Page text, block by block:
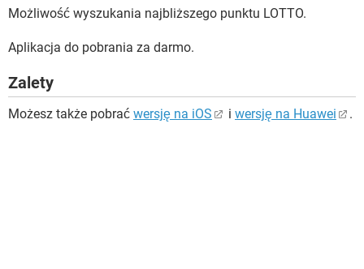
Możliwość wyszukania najbliższego punktu LOTTO.
Aplikacja do pobrania za darmo.
Zalety
Możesz także pobrać wersję na iOS i wersję na Huawei .